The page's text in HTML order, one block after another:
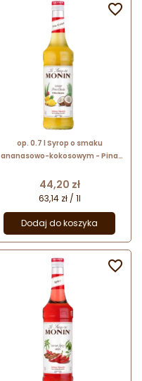
op. 0.7 l Syrop o smaku
ananasowo-kokosowym - Pina
szklana butelka
Cena
44,20 zł
63,14 zł / 1l
Dodaj do koszyka

